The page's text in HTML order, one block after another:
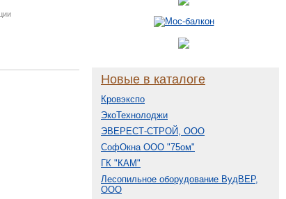
Новые в каталоге
Кровэкспо
ЭкоТехнолоджи
ЭВЕРЕСТ-СТРОЙ, ООО
СофОкна ООО "75ом"
ГК "КАМ"
Лесопильное оборудование ВудВЕР,
ООО